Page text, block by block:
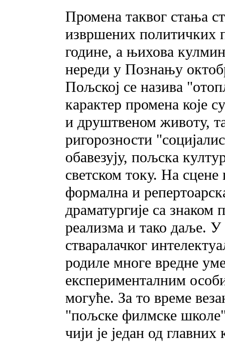
Промена таквог стања
извршених политичких
године, а њихова
нереди у Познању
Пољској се назива
карактер промена које
и друштвеном животу,
ригорозности
обавезују, пољска
светском току. На
формална и
драматургије са знаком
реализма и тако даље.
стваралачког
родиле многе вредне
експерименталним
могуће. За то време
"пољске филмске школе"
чији је један од